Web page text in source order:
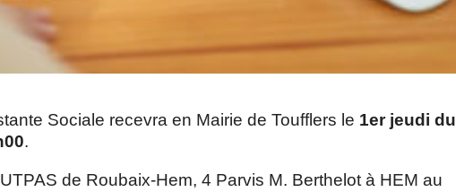
Sociale recevra en Mairie de Toufflers le 1er jeudi du
.
de Roubaix-Hem, 4 Parvis M. Berthelot à HEM au